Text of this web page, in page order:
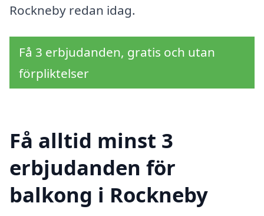
Rockneby redan idag.
Få 3 erbjudanden, gratis och utan
förpliktelser
Få alltid minst 3
erbjudanden för
balkong i Rockneby